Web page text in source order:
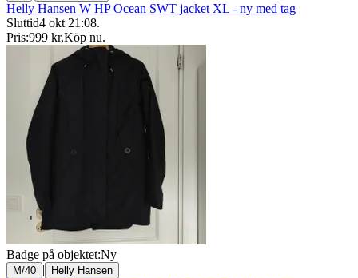
Helly Hansen W HP Ocean SWT jacket XL - ny med tag
Sluttid4 okt 21:08.
Pris:999 kr,Köp nu.
Badge på objektet:Ny
M/40 | Helly Hansen